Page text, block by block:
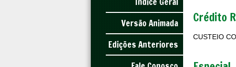
Versão Animada
Edições Anteriores
Crédito
CUSTEIO